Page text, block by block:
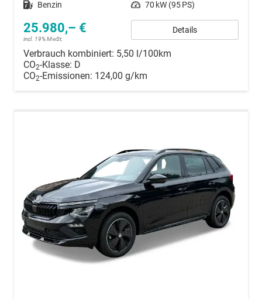
Kraftstoff Benzin Leistung 70 kW (95 PS)
25.980,– €
incl. 19% MwSt.
Details
Verbrauch kombiniert: 5,50 l/100km
CO2-Klasse: D
CO2-Emissionen: 124,00 g/km